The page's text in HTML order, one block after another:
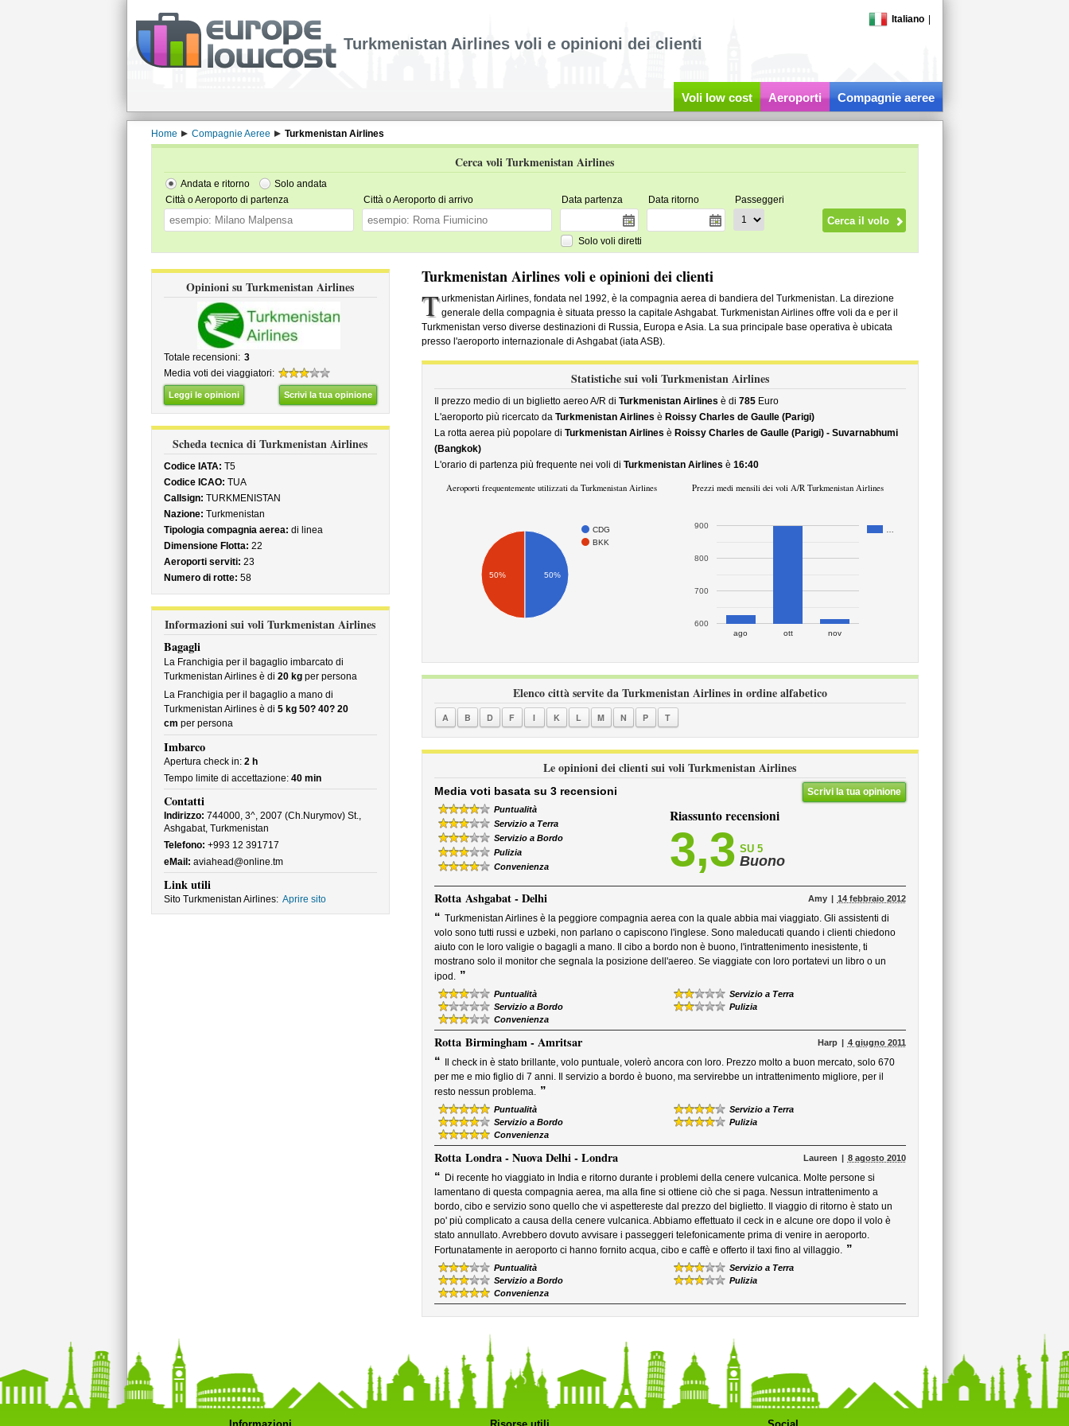
Italiano
Turkmenistan Airlines voli e opinioni dei clienti
Voli low cost Aeroporti Compagnie aeree
Home Compagnie Aeree Turkmenistan Airlines
Cerca voli Turkmenistan Airlines
Andata e ritorno
Solo andata
Città o Aeroporto di partenza
Città o Aeroporto di arrivo Data partenza Data ritorno Passeggeri
Solo voli diretti
Opinioni su Turkmenistan Airlines
Totale recensioni: 3
Media voti dei viaggiatori:
Leggi le opinioni Scrivi la tua opinione
Scheda tecnica di Turkmenistan Airlines
Codice IATA: T5
Codice ICAO: TUA
Callsign: TURKMENISTAN
Nazione: Turkmenistan
Tipologia compagnia aerea: di linea
Dimensione Flotta: 22
Aeroporti serviti: 23
Numero di rotte: 58
Informazioni sui voli Turkmenistan Airlines
Bagagli
La Franchigia per il bagaglio imbarcato di
Turkmenistan Airlines è di 20 kgper persona
La Franchigia per il bagaglio a mano di
Turkmenistan Airlines è di 5 kg 50? 40? 20
cm per persona
Imbarco
Apertura check in: 2 h
Tempo limite di accettazione: 40 min
Contatti
Indirizzo: 744000, 3^, 2007 (Ch.Nurymov) St.,
Ashgabat, Turkmenistan
Telefono: +993 12 391717
eMail: aviahead@online.tm
Link utili
Sito Turkmenistan Airlines: Aprire sito
Turkmenistan Airlines voli e opinioni dei clienti
T urkmenistan Airlines, fondata nel 1992, è la compagnia aerea di bandiera del Turkmenistan. La direzione
generale della compagnia è situata presso la capitale Ashgabat. Turkmenistan Airlines offre voli da e per il
Turkmenistan verso diverse destinazioni di Russia, Europa e Asia. La sua principale base operativa è ubicata
presso l'aeroporto internazionale di Ashgabat (iata ASB).
Statistiche sui voli Turkmenistan Airlines
Il prezzo medio di un biglietto aereo A/R di Turkmenistan Airlines è di 785Euro
L'aeroporto più ricercato da Turkmenistan Airlines è Roissy Charles de Gaulle (Parigi)
La rotta aerea più popolare di Turkmenistan Airlines è Roissy Charles de Gaulle (Parigi) - Suvarnabhumi
(Bangkok)
L'orario di partenza più frequente nei voli di Turkmenistan Airlines è 16:40
Aeroporti frequentemente utilizzati da Turkmenistan Airlines
CDG
BKK
50% 50%
Prezzi medi mensili dei voli A/R Turkmenistan Airlines
ago ott nov
600
700
800
900
Elenco città servite da Turkmenistan Airlines in ordine alfabetico
A B D F I K L M N P T
Le opinioni dei clienti sui voli Turkmenistan Airlines
Scrivi la tua opinione
Media voti basata su 3 recensioni
Puntualità
Servizio a Terra
Servizio a Bordo
Pulizia
Convenienza
Riassunto recensioni
3,3 SU 5
Buono
Rotta Ashgabat - Delhi Amy 14 febbraio 2012
“ Turkmenistan Airlines è la peggiore compagnia aerea con la quale abbia mai viaggiato. Gli assistenti di
volo sono tutti russi e uzbeki, non parlano o capiscono l'inglese. Sono maleducati quando i clienti chiedono
aiuto con le loro valigie o bagagli a mano. Il cibo a bordo non è buono, l'intrattenimento inesistente, ti
mostrano solo il monitor che segnala la posizione dell'aereo. Se viaggiate con loro portatevi un libro o un
ipod. ”
Puntualità
Servizio a Terra
Servizio a Bordo
Pulizia
Convenienza
Rotta Birmingham - Amritsar Harp 4 giugno 2011
“
Il check in è stato brillante, volo puntuale, volerò ancora con loro. Prezzo molto a buon mercato, solo 670
per me e mio figlio di 7 anni. Il servizio a bordo è buono, ma servirebbe un intrattenimento migliore, per il
resto nessun problema. ”
Puntualità
Servizio a Terra
Servizio a Bordo
Pulizia
Convenienza
Rotta Londra - Nuova Delhi - Londra Laureen 8 agosto 2010
“ Di recente ho viaggiato in India e ritorno durante i problemi della cenere vulcanica. Molte persone si
lamentano di questa compagnia aerea, ma alla fine si ottiene ciò che si paga. Nessun intrattenimento a
bordo, cibo e servizio sono quello che vi aspettereste dal prezzo del biglietto. Il viaggio di ritorno è stato un
po' più complicato a causa della cenere vulcanica. Abbiamo effettuato il ceck in e alcune ore dopo il volo è
stato annullato. Avrebbero dovuto avvisare i passeggeri telefonicamente prima di venire in aeroporto.
Fortunatamente in aeroporto ci hanno fornito acqua, cibo e caffè e offerto il taxi fino al villaggio. ”
Puntualità
Servizio a Terra
Servizio a Bordo
Pulizia
Convenienza